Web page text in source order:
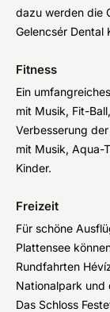
dazu werden die
Gelencsér Dental
Fitness
Ein
mit Musik, Fit-Ball,
Verbesserung
mit Musik, Aqua-
Kinder.
Freizeit
Für schöne
Plattensee
Rundfahrten
Nationalpark und
Das Schloss